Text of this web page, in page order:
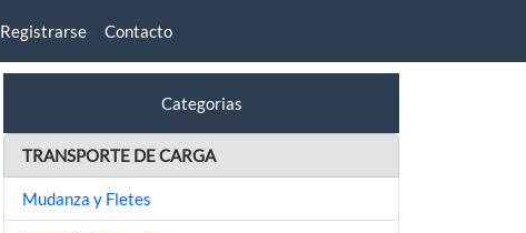
Registrarse Contacto
Categorias
TRANSPORTE DE CARGA
Mudanza y Fletes